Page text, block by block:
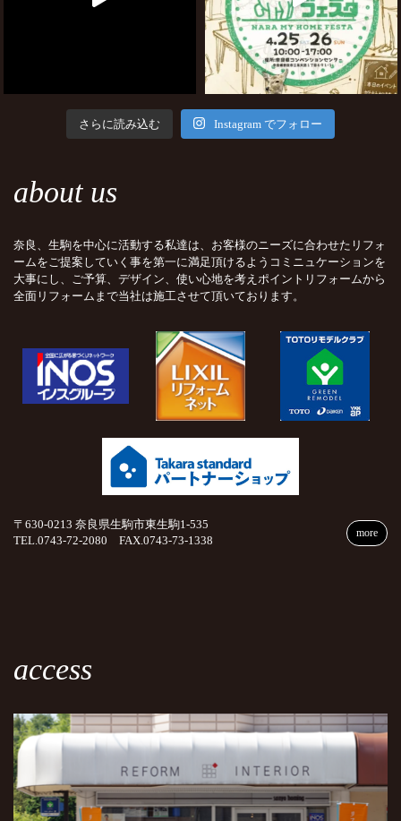
さらに読み込む Instagram でフォロー
about us
奈良、生駒を中心に活動する私達は、お客様のニーズに合わせたリフォ
ームをご提案していく事を第一に満足頂けるようコミニュケーションを
大事にし、ご予算、デザイン、使い心地を考えポイントリフォームから
全面リフォームまで当社は施工させて頂いております。
〒630-0213 奈良県生駒市東生駒1-535
TEL.0743-72-2080 FAX.0743-73-1338
more
access